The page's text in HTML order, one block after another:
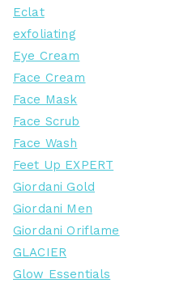
Eclat
exfoliating
Eye Cream
Face Cream
Face Mask
Face Scrub
Face Wash
Feet Up EXPERT
Giordani Gold
Giordani Men
Giordani Oriflame
GLACIER
Glow Essentials